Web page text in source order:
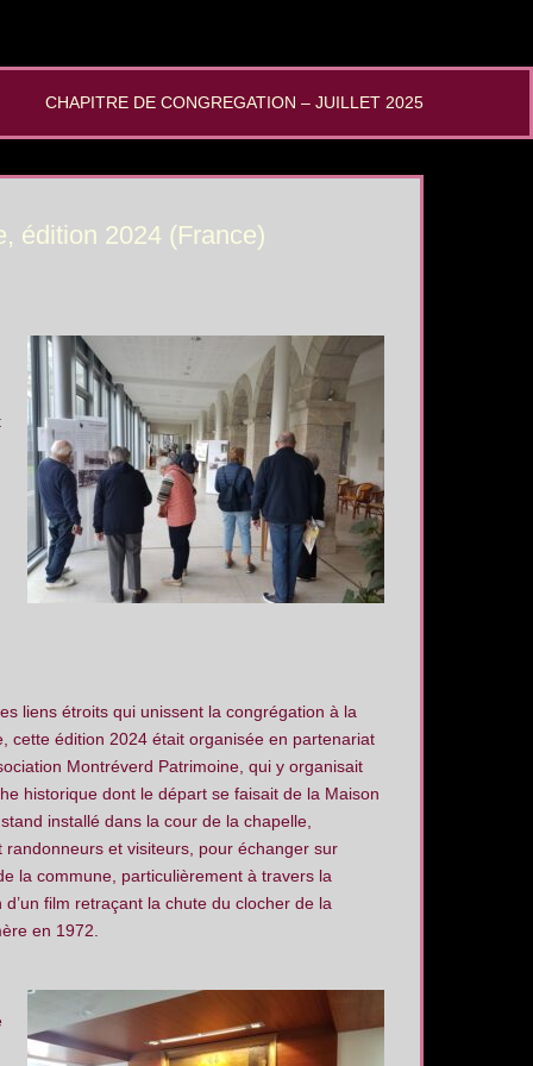
CHAPITRE DE CONGREGATION – JUILLET 2025
édition 2024 (France)
liens étroits qui unissent la congrégation à la
cette édition 2024 était organisée en partenariat
Montréverd Patrimoine, qui y organisait
historique dont le départ se faisait de la Maison
installé dans la cour de la chapelle,
randonneurs et visiteurs, pour échanger sur
la commune, particulièrement à travers la
d’un film retraçant la chute du clocher de la
en 1972.